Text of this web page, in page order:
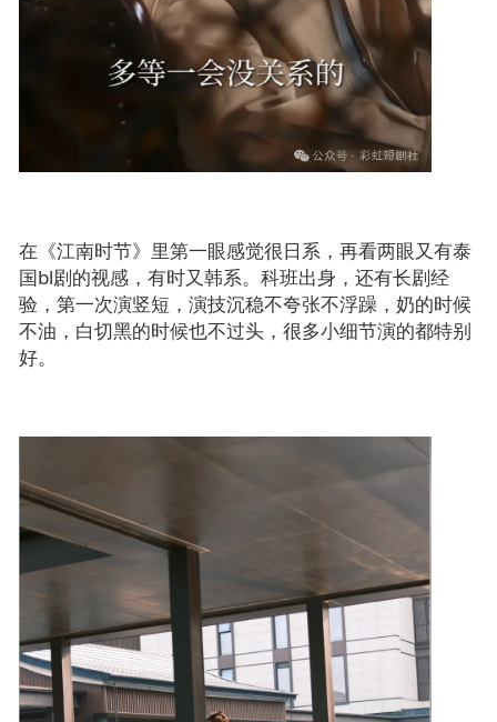
在《江南时节》里第一眼感觉很日系，再看两眼又有泰
国bl剧的视感，有时又韩系。科班出身，还有长剧经
验，第一次演竖短，演技沉稳不夸张不浮躁，奶的时候
不油，白切黑的时候也不过头，很多小细节演的都特别
好。